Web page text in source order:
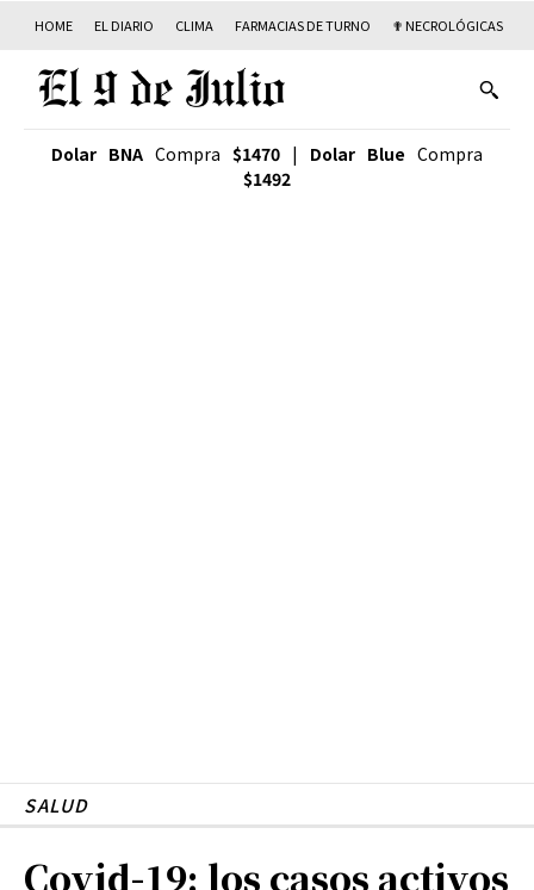
HOME EL DIARIO CLIMA FARMACIAS DE TURNO ✟ NECROLÓGICAS
Dolar BNA Compra $1470 | Dolar Blue Compra
$1492
SALUD
Covid-19: los casos activos